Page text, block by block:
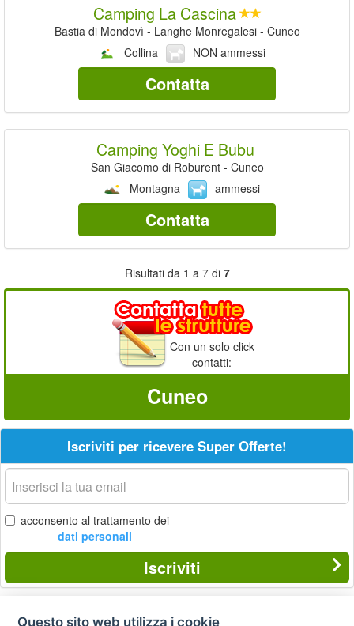
Camping La Cascina
Bastia di Mondovì - Langhe Monregalesi - Cuneo
Collina
NON ammessi
Contatta
Camping Yoghi E Bubu
San Giacomo di Roburent - Cuneo
Montagna
ammessi
Contatta
Risultati da 1 a 7 di 7
Con un solo click
contatti:
Cuneo
Iscriviti per ricevere Super Offerte!
La
tua
email
acconsento al trattamento dei
dati personali
Iscriviti
Questo sito web utilizza i cookie